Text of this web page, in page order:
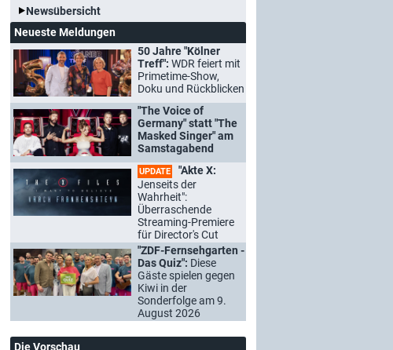
Newsübersicht
Neueste Meldungen
50 Jahre "Kölner
Treff": WDR feiert mit
Primetime-Show,
Doku und Rückblicken
"The Voice of
Germany" statt "The
Masked Singer" am
Samstagabend
UPDATE
"Akte X:
Jenseits der
Wahrheit":
Überraschende
Streaming-Premiere
für Director's Cut
"ZDF-Fernsehgarten -
Das Quiz": Diese
Gäste spielen gegen
Kiwi in der
Sonderfolge am 9.
August 2026
Die Vorschau